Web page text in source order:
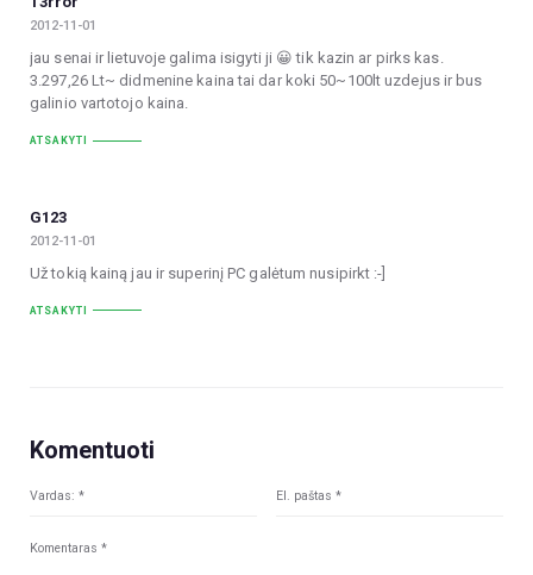
2012-11-01
jau senai ir lietuvoje galima isigyti ji 😀 tik kazin ar pirks kas.
3.297,26 Lt~ didmenine kaina tai dar koki 50~100lt uzdejus ir bus
galinio vartotojo kaina.
ATSAKYTI
G123
2012-11-01
Už tokią kainą jau ir superinį PC galėtum nusipirkt :-]
ATSAKYTI
Komentuoti